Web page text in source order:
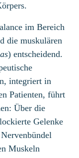
im Bereich
die muskulären
) entscheidend.
integriert in
Patienten, führt
Über die
Gelenke
Muskeln